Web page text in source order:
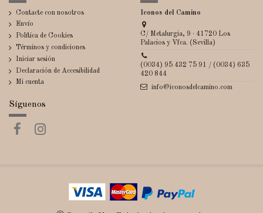
Contacte con nosotros
Envío
Política de Cookies
Términos y condiciones
Iniciar sesión
Declaración de Accesibilidad
Mi cuenta
Iconos del Camino
C/ Metalurgia, 9 · 41720 Los
Palacios y Vfca. (Sevilla)
(0034) 95 432 75 91 / (0034) 635
420 844
info@iconosdelcamino.com
Síguenos